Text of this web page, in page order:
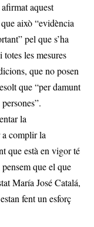
aquest
això “evidència
pel que s’ha
les mesures
que no posen
que “per damunt
la
a complir la
que està en vigor té
que el que
María José Catalá,
fent un esforç